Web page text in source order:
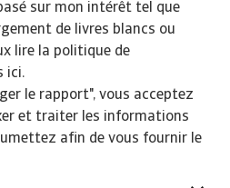
sur mon intérêt tel que
de livres blancs ou
lire la politique de
ici.
le rapport", vous acceptez
et traiter les informations
afin de vous fournir le